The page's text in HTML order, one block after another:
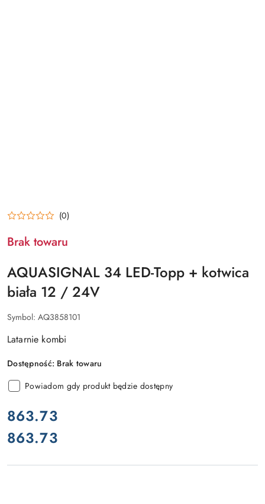
(0)
Brak towaru
AQUASIGNAL 34 LED-Topp + kotwica
biała 12 / 24V
Symbol: AQ3858101
Latarnie kombi
Dostępność: Brak towaru
Powiadom gdy produkt będzie dostępny
cena:
863.73
Cena:
863.73